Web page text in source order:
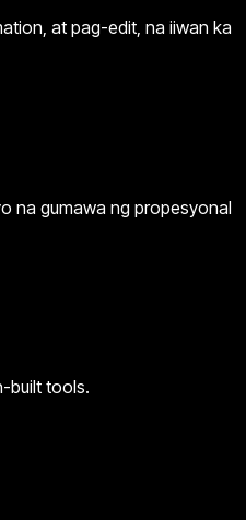
at pag-edit, na iiwan ka
na gumawa ng propesyonal
built tools.